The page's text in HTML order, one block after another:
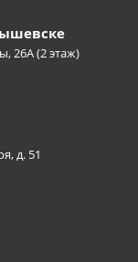
26А (2 этаж)
д. 51